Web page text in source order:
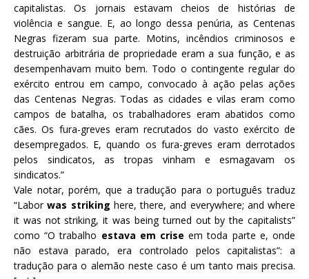
capitalistas. Os jornais estavam cheios de histórias de
violência e sangue. E, ao longo dessa penúria, as Centenas
Negras fizeram sua parte. Motins, incêndios criminosos e
destruição arbitrária de propriedade eram a sua função, e as
desempenhavam muito bem. Todo o contingente regular do
exército entrou em campo, convocado à ação pelas ações
das Centenas Negras. Todas as cidades e vilas eram como
campos de batalha, os trabalhadores eram abatidos como
cães. Os fura-greves eram recrutados do vasto exército de
desempregados. E, quando os fura-greves eram derrotados
pelos sindicatos, as tropas vinham e esmagavam os
sindicatos.”
Vale notar, porém, que a tradução para o português traduz
“Laborwas striking here, there, and everywhere; and where
it was not striking, it was being turned out by the capitalists”
como “O trabalho estava em criseem toda parte e, onde
não estava parado, era controlado pelos capitalistas”: a
tradução para o alemão neste caso é um tanto mais precisa.